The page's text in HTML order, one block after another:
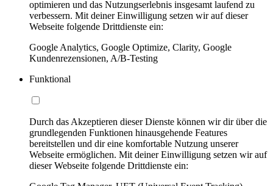
optimieren und das Nutzungserlebnis insgesamt laufend zu
verbessern. Mit deiner Einwilligung setzen wir auf dieser
Webseite folgende Drittdienste ein:
Google Analytics, Google Optimize, Clarity, Google
Kundenrezensionen, A/B-Testing
Funktional
Durch das Akzeptieren dieser Dienste können wir dir über die
grundlegenden Funktionen hinausgehende Features
bereitstellen und dir eine komfortable Nutzung unserer
Webseite ermöglichen. Mit deiner Einwilligung setzen wir auf
dieser Webseite folgende Drittdienste ein: